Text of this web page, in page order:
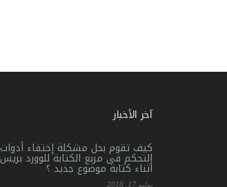
آخر الأخبار
كيف تقوم بحل مشكلة إختفاء أدوات
التحكم فى مربع الكتابة للوورد بريس
أثناء كتابة موضوع جديد ؟
يوليو 17, 2018